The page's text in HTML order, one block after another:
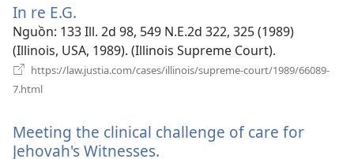
In re E.G.
cửa
sổ
mới)
Nguồn‎: 133 Ill. 2d 98, 549 N.E.2d 322, 325 (1989)
(Illinois, USA, 1989). (Illinois Supreme Court).
https://law.justia.com/cases/illinois/supreme-court/1989/66089-
7.html
mới)
Meeting the clinical challenge of care for
Jehovah's Witnesses.